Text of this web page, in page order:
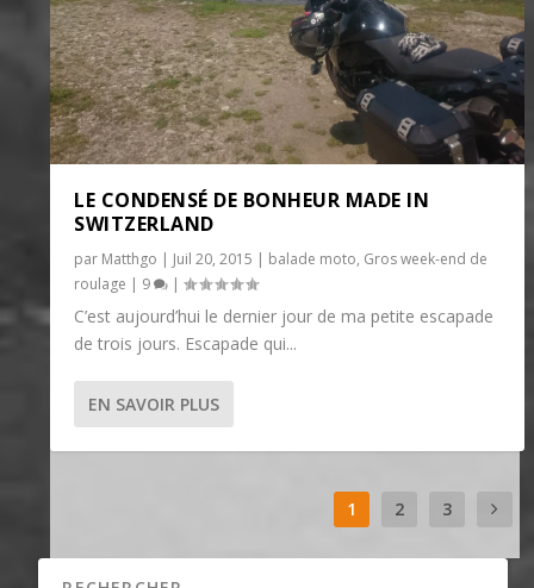
LE CONDENSÉ DE BONHEUR MADE IN
SWITZERLAND
par Matthgo | Juil 20, 2015 | balade moto, Gros week-end de
roulage | 9 |
C’est aujourd’hui le dernier jour de ma petite escapade
de trois jours. Escapade qui...
EN SAVOIR PLUS
1 2 3